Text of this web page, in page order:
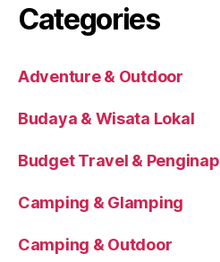
Categories
Adventure & Outdoor
Budaya & Wisata Lokal
Budget Travel &
Camping & Glamping
Camping & Outdoor